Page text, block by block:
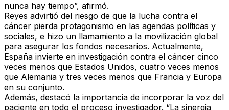
nunca hay tiempo”, afirmó.
Reyes advirtió del riesgo de que la lucha contra el
cáncer pierda protagonismo en las agendas políticas y
sociales, e hizo un llamamiento a la movilización global
para asegurar los fondos necesarios. Actualmente,
España invierte en investigación contra el cáncer cinco
veces menos que Estados Unidos, cuatro veces menos
que Alemania y tres veces menos que Francia y Europa
en su conjunto.
Además, destacó la importancia de incorporar la voz del
paciente en todo el proceso investigador. “La sinergia